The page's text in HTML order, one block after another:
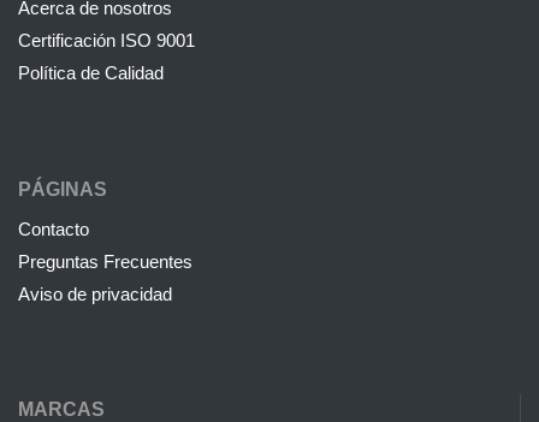
Acerca de nosotros
Certificación ISO 9001
Política de Calidad
PÁGINAS
Contacto
Preguntas Frecuentes
Aviso de privacidad
MARCAS